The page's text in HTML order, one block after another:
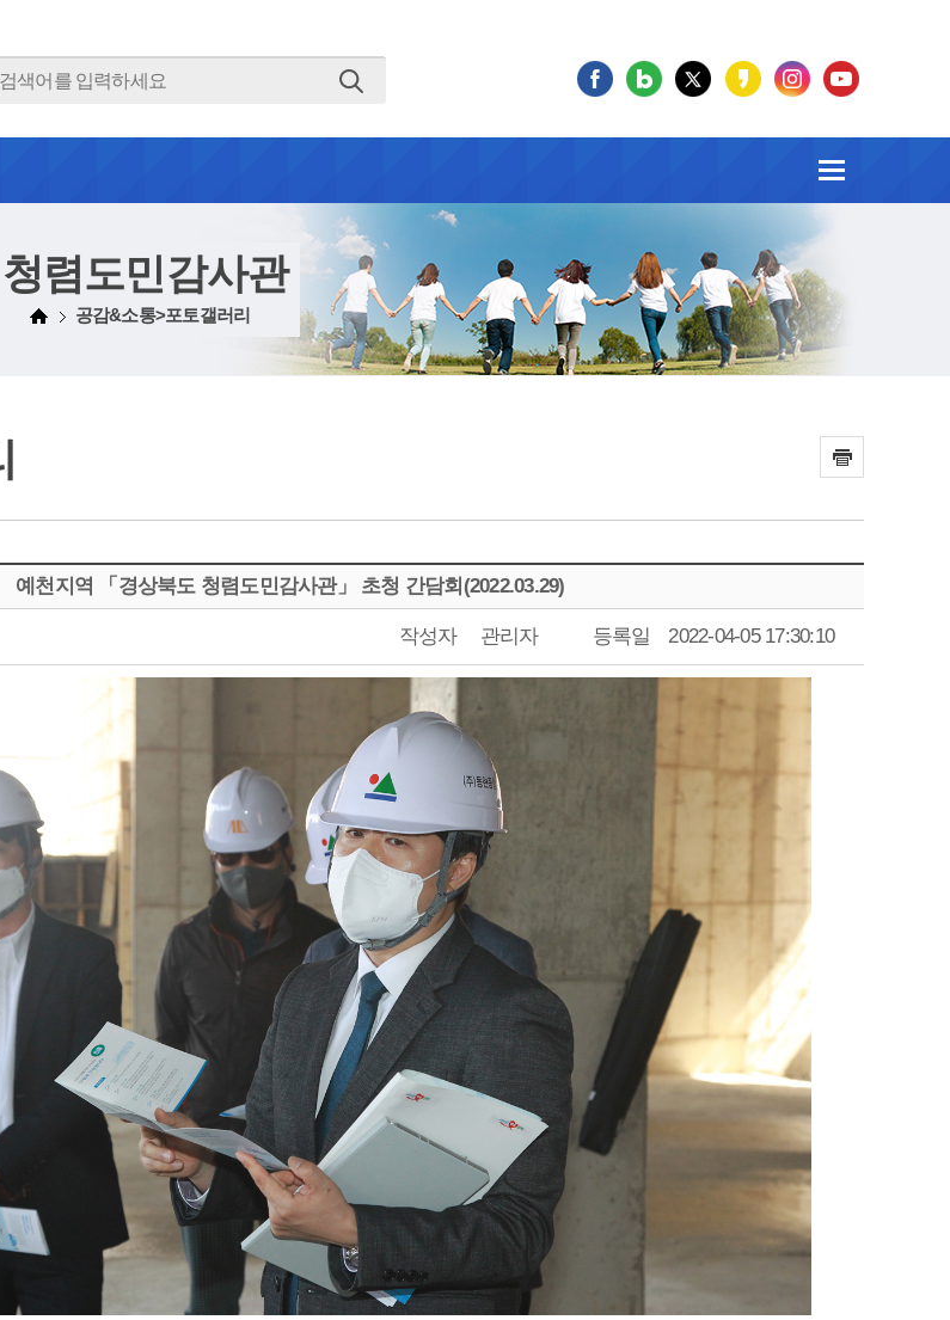
청렴도민감사관
공감&소통>포토갤러리
예천지역 「경상북도 청렴도민감사관」 초청 간담회(2022.03.29)
등록일 2022-04-05 17:30:10
작성자 관리자